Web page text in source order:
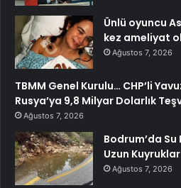
Ünlü oyuncu
kez ameliyat
Ağustos 7, 2026
TBMM Genel Kurulu… CHP’li
Rusya’ya 9,8 Milyar Dolarlık
Ağustos 7, 2026
Bodrum’da
Uzun
Ağustos 7, 2026